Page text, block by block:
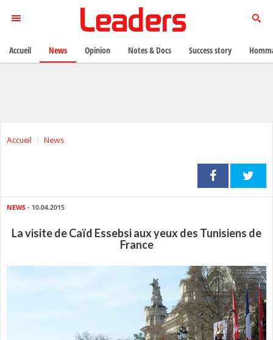
Accueil News
NEWS - 10.04.2015
La visite de Caïd Essebsi aux yeux des Tunisiens de
France
Accueil News Opinion Notes & Docs Success story